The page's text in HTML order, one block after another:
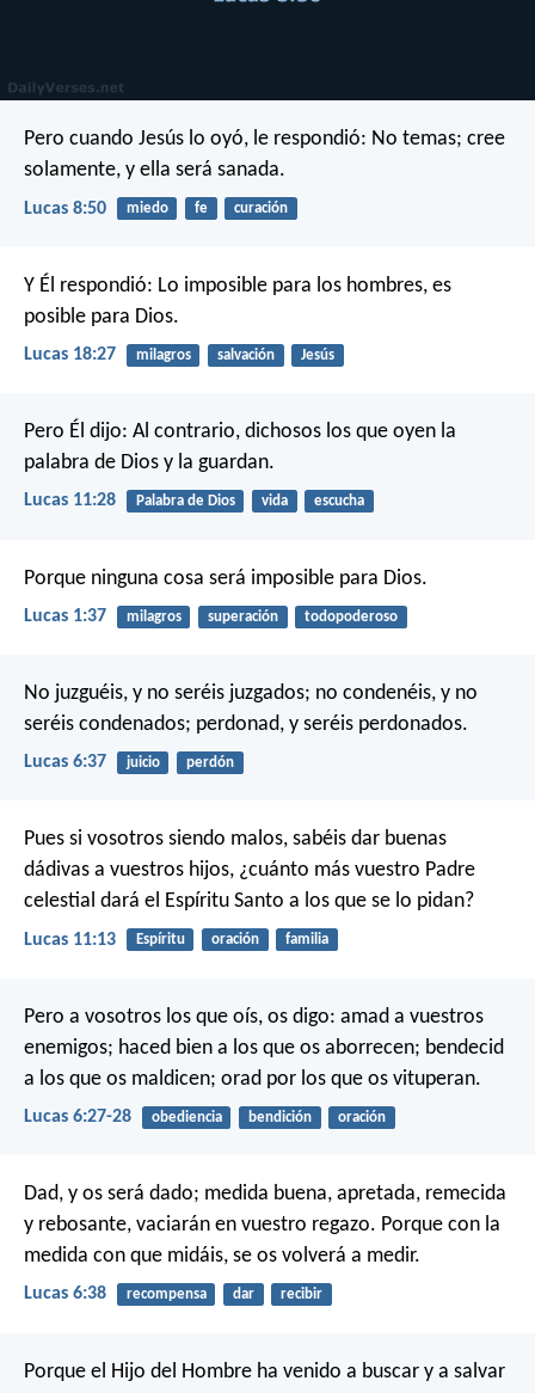
Pero cuando Jesús lo oyó, le respondió: No temas; cree
solamente, y ella será sanada.
Lucas 8:50 miedo fe curación
Y Él respondió: Lo imposible para los hombres, es
posible para Dios.
Lucas 18:27 milagros salvación Jesús
Pero Él dijo: Al contrario, dichosos los que oyen la
palabra de Dios y la guardan.
Lucas 11:28 Palabra de Dios vida escucha
Porque ninguna cosa será imposible para Dios.
Lucas 1:37 milagros superación todopoderoso
No juzguéis, y no seréis juzgados; no condenéis, y no
seréis condenados; perdonad, y seréis perdonados.
Lucas 6:37 juicio perdón
Pues si vosotros siendo malos, sabéis dar buenas
dádivas a vuestros hijos, ¿cuánto más vuestro Padre
celestial dará el Espíritu Santo a los que se lo pidan?
Lucas 11:13 Espíritu oración familia
Pero a vosotros los que oís, os digo: amad a vuestros
enemigos; haced bien a los que os aborrecen; bendecid
a los que os maldicen; orad por los que os vituperan.
Lucas 6:27-28 obediencia bendición oración
Dad, y os será dado; medida buena, apretada, remecida
y rebosante, vaciarán en vuestro regazo. Porque con la
medida con que midáis, se os volverá a medir.
Lucas 6:38 recompensa dar recibir
Porque el Hijo del Hombre ha venido a buscar y a salvar